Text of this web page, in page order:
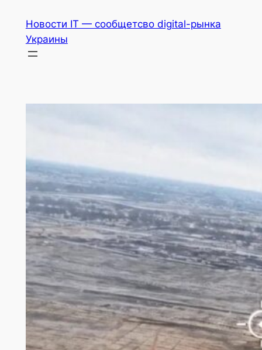
содержимому
Новости IT — сообщетсво digital-рынка
Украины